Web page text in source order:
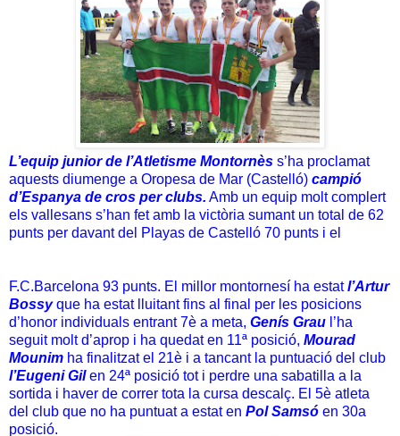
L’equip junior de l’Atletisme Montornès s’ha proclamat
aquests diumenge a Oropesa de Mar (Castelló) campió
d’Espanya de cros per clubs. Amb un equip molt complert
els vallesans s’han fet amb la victòria sumant un total de 62
punts per davant del Playas de Castelló 70 punts i el
F.C.Barcelona 93 punts. El millor montornesí ha estatl’Artur
Bossyque ha estat lluitant fins al final per les posicions
d’honor individuals entrant 7è a meta, Genís Grau l’ha
seguit molt d’aprop i ha quedat en 11ª posició, Mourad
Mounim ha finalitzat el 21è i a tancant la puntuació del club
l’Eugeni Gilen 24ª posició tot i perdre una sabatilla a la
sortida i haver de correr tota la cursa descalç. El 5è atleta
del club que no ha puntuat a estat en Pol Samsó en 30a
posició.